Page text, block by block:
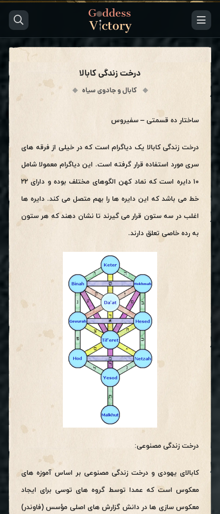
درخت زندگی کابالا
کابال و جادوی سیاه
ساختار ده قسمتی – سفیروس
درخت زندگی کابالا یک دیاگرام است که در خیلی از فرقه های
سری مورد استفاده قرار گرفته است. این دیاگرام معمولا شامل
۱۰ دایره است که نماد کهن الگوهای مختلف بوده و دارای ۲۲
خط می باشد که این دایره ها را بهم متصل می کند. دایره ها
اغلب در سه ستون قرار می گیرند تا نشان‌ دهند که هر ستون
به رده خاصی تعلق دارند.
درخت زندگی مصنوعی:
کابالای یهودی و درخت زندگی مصنوعی بر اساس آموزه های
معکوس است که عمدا توسط گروه های توسی برای ایجاد
معکوس سازی ها در دانش گزارش های اصلی مؤسس (فاوندر)